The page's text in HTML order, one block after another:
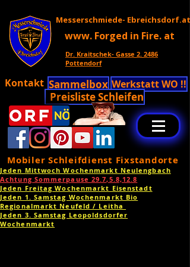
Messerschmiede- Ebreichsdorf.at
www. Forged in Fire. at
Dr. Kraitschek- Gasse 2. 2486
Pottendorf
Kontakt Sammelbox Werkstatt WO !!
Preisliste Schleifen
Mobiler Schleifdienst Fixstandorte
Jeden Mittwoch Wochenmarkt Neulengbach
Achtung Sommerpause 29.7,5.8,12.8
Jeden Freitag Wochenmarkt Eisenstadt
Jeden 1. Samstag Wochenmarkt Bio
Regionalmarkt Neufeld / Leitha
Jeden 3. Samstag Leopoldsdorfer
Wochenmarkt